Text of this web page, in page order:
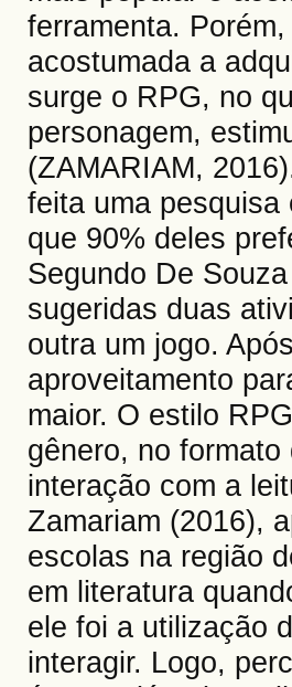
ferramenta.
acostumada a
surge o RPG, no
personagem,
(ZAMARIAM,
feita uma pesquisa
que 90% deles
Segundo De
sugeridas duas
outra um jogo.
aproveitamento
maior. O estilo
gênero, no
interação com a
Zamariam (2016),
escolas na região
em literatura
ele foi a utilização
interagir. Logo,